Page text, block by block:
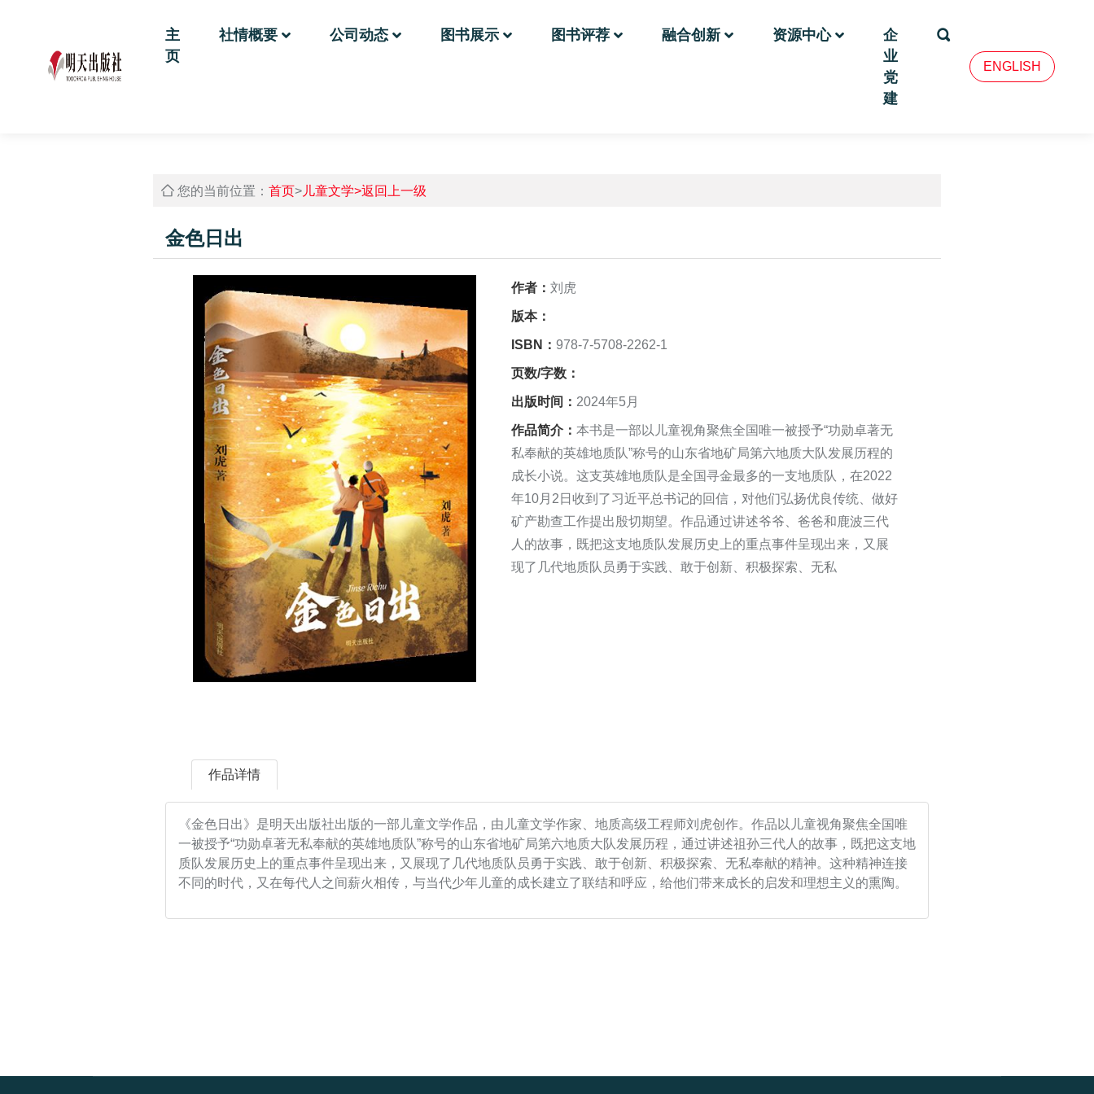
主
页
社情概要 公司动态 图书展示 图书评荐 融合创新 资源中心
企
业
党
建
ENGLISH
您的当前位置：首页> 儿童文学>返回上一级
金色日出
作者：刘虎
版本：
ISBN：978-7-5708-2262-1
页数/字数：
出版时间： 2024年5月
作品简介：本书是一部以儿童视角聚焦全国唯一被授予“功勋卓著无
私奉献的英雄地质队”称号的山东省地矿局第六地质大队发展历程的
成长小说。这支英雄地质队是全国寻金最多的一支地质队，在2022
年10月2日收到了习近平总书记的回信，对他们弘扬优良传统、做好
矿产勘查工作提出殷切期望。作品通过讲述爷爷、爸爸和鹿波三代
人的故事，既把这支地质队发展历史上的重点事件呈现出来，又展
现了几代地质队员勇于实践、敢于创新、积极探索、无私
作品详情
《金色日出》是明天出版社出版的一部儿童文学作品，由儿童文学作家、地质高级工程师刘虎创作。作品以儿童视角聚焦全国唯
一被授予“功勋卓著无私奉献的英雄地质队”称号的山东省地矿局第六地质大队发展历程，通过讲述祖孙三代人的故事，既把这支地
质队发展历史上的重点事件呈现出来，又展现了几代地质队员勇于实践、敢于创新、积极探索、无私奉献的精神。这种精神连接
不同的时代，又在每代人之间薪火相传，与当代少年儿童的成长建立了联结和呼应，给他们带来成长的启发和理想主义的熏陶。